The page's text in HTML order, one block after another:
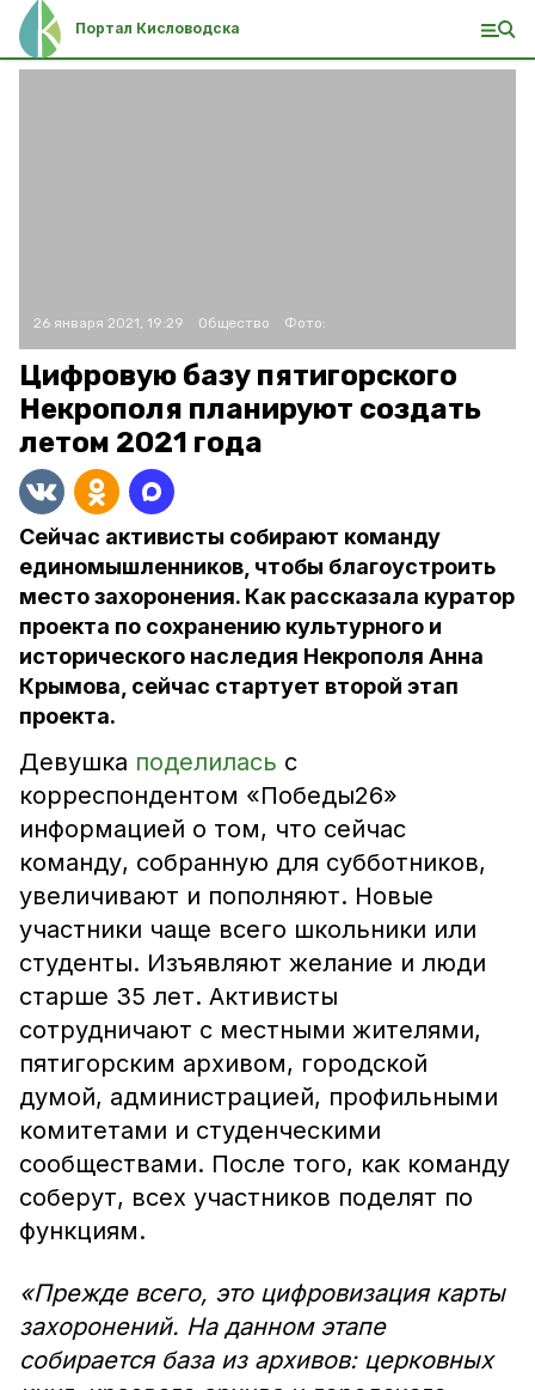
Портал Кисловодска
26 января 2021, 19:29 Общество Фото:
Цифровую базу пятигорского
Некрополя планируют создать
летом 2021 года
Сейчас активисты собирают команду
единомышленников, чтобы благоустроить
место захоронения. Как рассказала куратор
проекта по сохранению культурного и
исторического наследия Некрополя Анна
Крымова, сейчас стартует второй этап
проекта.
Девушка поделилась с
корреспондентом «Победы26»
информацией о том, что сейчас
команду, собранную для субботников,
увеличивают и пополняют. Новые
участники чаще всего школьники или
студенты. Изъявляют желание и люди
старше 35 лет. Активисты
сотрудничают с местными жителями,
пятигорским архивом, городской
думой, администрацией, профильными
комитетами и студенческими
сообществами. После того, как команду
соберут, всех участников поделят по
функциям.
«Прежде всего, это цифровизация карты
захоронений. На данном этапе
собирается база из архивов: церковных